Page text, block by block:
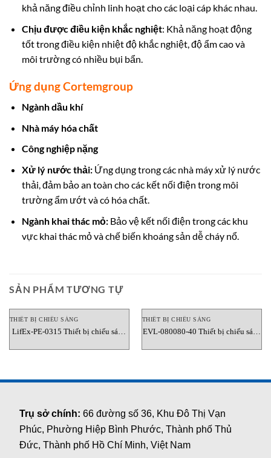
khả năng điều chỉnh linh hoạt cho các loại cáp khác nhau.
Chịu được điều kiện khắc nghiệt: Khả năng hoạt động
tốt trong điều kiện nhiệt độ khắc nghiệt, độ ẩm cao và
môi trường có nhiều bụi bẩn.
Ứng dụng Cortemgroup
Ngành dầu khí
Nhà máy hóa chất
Công nghiệp nặng
Xử lý nước thải:Ứng dụng trong các nhà máy xử lý nước
thải, đảm bảo an toàn cho các kết nối điện trong môi
trường ẩm ướt và có hóa chất.
Ngành khai thác mỏ:Bảo vệ kết nối điện trong các khu
vực khai thác mỏ và chế biến khoáng sản dễ cháy nổ.
SẢN PHẨM TƯƠNG TỰ
THIẾT BỊ CHIẾU SÁNG
LifEx-PE-0315 Thiết bị chiếu sáng
THIẾT BỊ CHIẾU SÁNG
EVL-080080-40 Thiết bị chiếu sáng
Trụ sở chính:66 đường số 36, Khu Đô Thị Vạn
Phúc, Phường Hiệp Bình Phước, Thành phố Thủ
Đức, Thành phố Hồ Chí Minh, Việt Nam